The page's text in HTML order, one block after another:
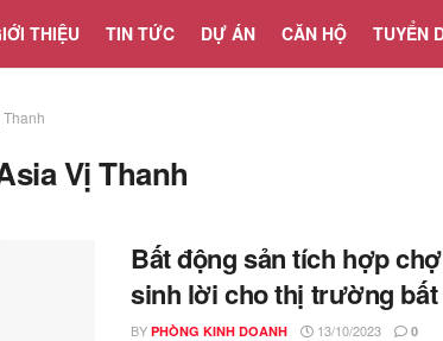
THIỆU TIN TỨC DỰ ÁN CĂN HỘ TUYỂN
Vị Thanh
Bất động sản tích hợp
sinh lời cho thị trường bất
BY PHÒNG KINH DOANH 13/10/2023 0